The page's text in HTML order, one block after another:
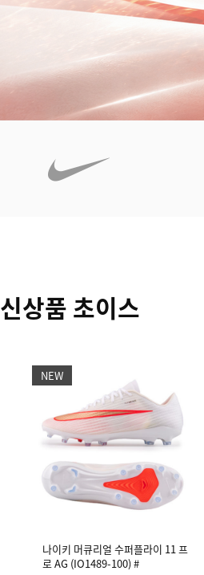
신상품 초이스
NEW
나이키 머큐리얼 수퍼플라이 11 프
로 AG (IO1489-100) #